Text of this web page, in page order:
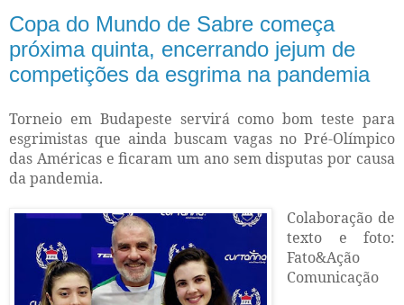
Copa do Mundo de Sabre começa
próxima quinta, encerrando jejum de
competições da esgrima na pandemia
Torneio em Budapeste servirá como bom teste para
esgrimistas que ainda buscam vagas no Pré-Olímpico
das Américas e ficaram um ano sem disputas por causa
da pandemia.
Colaboração de
texto e foto:
Fato&Ação
Comunicação